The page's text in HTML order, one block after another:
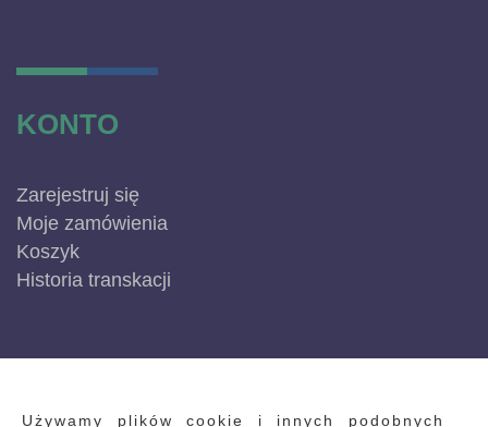
Używamy plików cookie i innych podobnych
KONTO
Zarejestruj się
Moje zamówienia
Koszyk
Historia transkacji
INFORMACJE